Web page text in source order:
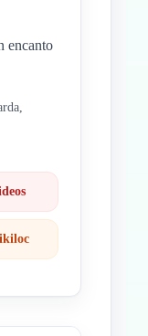
encanto